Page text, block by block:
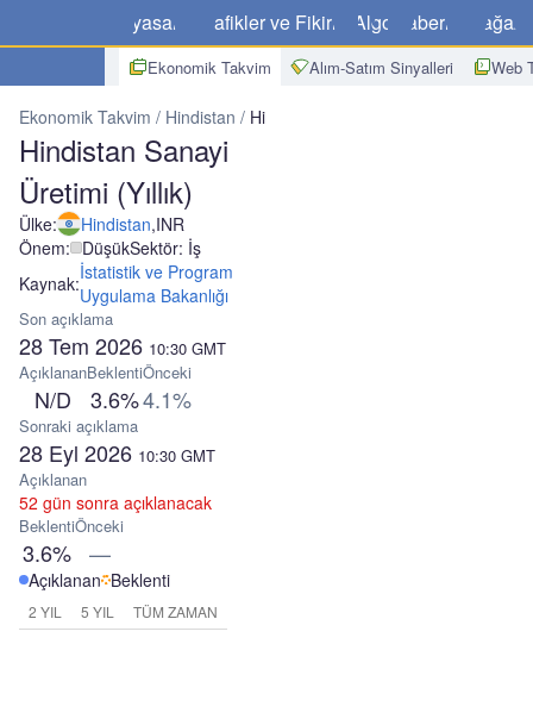
Piyasalar Grafikler ve Fikirler Algo Haberler Mağaza
Ekonomik Takvim Alım-Satım Sinyalleri Web
Ekonomik Takvim Hindistan Hindistan Sanayi Üretimi (Yıllık)
Hindistan Sanayi
Üretimi (Yıllık)
Ülke: Hindistan,INR
Önem: DüşükSektör: İş
Kaynak:İstatistik ve Program
Uygulama Bakanlığı
Son açıklama
28 Tem 2026 10:30 GMT
Açıklanan
N/D
Beklenti
3.6%
Önceki
4.1%
Sonraki açıklama
28 Eyl 2026 10:30 GMT
Açıklanan
52 gün sonra açıklanacak
Beklenti
3.6%
Önceki
—
Açıklanan Beklenti
2 YIL 5 YIL TÜM ZAMAN